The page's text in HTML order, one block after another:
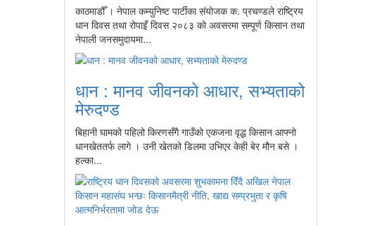
काठमाडौँ । नेपाल कम्युनिष्ट पार्टीका संयोजक क. प्रचण्डले राष्ट्रिय
धान दिवस तथा रोपाइँ दिवस २०८३ को अवसरमा सम्पूर्ण किसान तथा
नेपाली जनसमुदायमा...
धान : मानव जीवनको आधार, सभ्यताको
मेरुदण्ड
बिहानी घामको पहिलो किरणसँगै गाउँको एकजना वृद्ध किसान आफ्नो
धानखेततर्फ लागे । उनी खेतको डिलमा उभिएर केही बेर मौन बसे ।
हल्का...